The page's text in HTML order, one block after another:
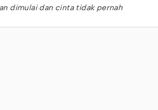
dimulai dan cinta tidak pernah